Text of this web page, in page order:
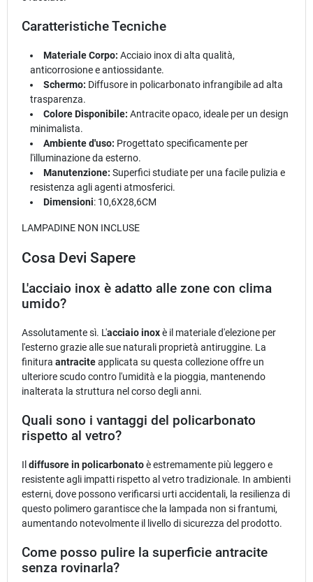
Caratteristiche Tecniche
Materiale Corpo: Acciaio inox di alta qualità,
anticorrosione e antiossidante.
Schermo: Diffusore in policarbonato infrangibile ad alta
trasparenza.
Colore Disponibile: Antracite opaco, ideale per un design
minimalista.
Ambiente d'uso: Progettato specificamente per
l'illuminazione da esterno.
Manutenzione: Superfici studiate per una facile pulizia e
resistenza agli agenti atmosferici.
Dimensioni: 10,6X28,6CM
LAMPADINE NON INCLUSE
Cosa Devi Sapere
L'acciaio inox è adatto alle zone con clima
umido?
Assolutamente sì. L'acciaio inoxè il materiale d'elezione per
l'esterno grazie alle sue naturali proprietà antiruggine. La
finitura antraciteapplicata su questa collezione offre un
ulteriore scudo contro l'umidità e la pioggia, mantenendo
inalterata la struttura nel corso degli anni.
Quali sono i vantaggi del policarbonato
rispetto al vetro?
Il diffusore in policarbonatoè estremamente più leggero e
resistente agli impatti rispetto al vetro tradizionale. In ambienti
esterni, dove possono verificarsi urti accidentali, la resilienza di
questo polimero garantisce che la lampada non si frantumi,
aumentando notevolmente il livello di sicurezza del prodotto.
Come posso pulire la superficie antracite
senza rovinarla?